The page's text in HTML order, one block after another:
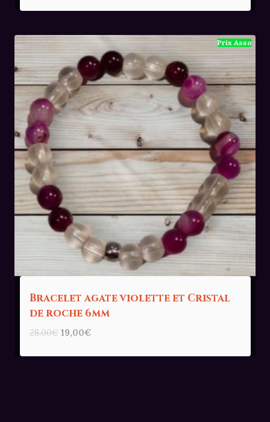
initial actuel
24,00€.
Bracelet agate violette et Cristal
de roche 6mm
28,00€ Le
initial
19,00€Le
actuel